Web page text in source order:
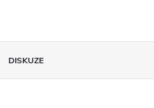
DISKUZE